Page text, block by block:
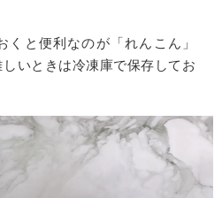
くと便利なのが「れんこん」
しいときは冷凍庫で保存してお